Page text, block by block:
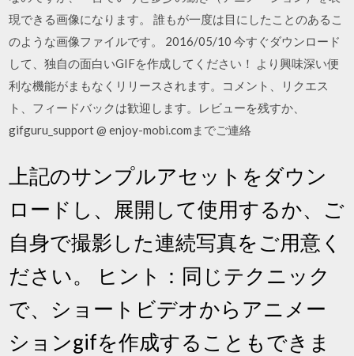
現できる画像になります。 誰もが一度は目にしたことのあるこ
のような画像ファイルです。 2016/05/10 今すぐダウンロード
して、独自の面白いGIFを作成してください！ より興味深い便
利な機能がまもなくリリースされます。コメント、リクエス
ト、フィードバックは歓迎します。レビューを残すか、
gifguru_support @ enjoy-mobi.comまでご連絡
上記のサンプルアセットをダウン
ロードし、展開して使用するか、ご
自身で撮影した連続写真をご用意く
ださい。 ヒント：同じテクニック
で、ショートビデオからアニメー
ションgifを作成することもできま